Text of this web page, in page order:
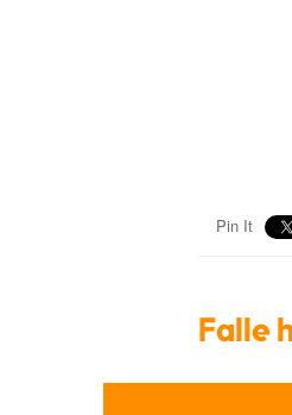
Pin It
Falle